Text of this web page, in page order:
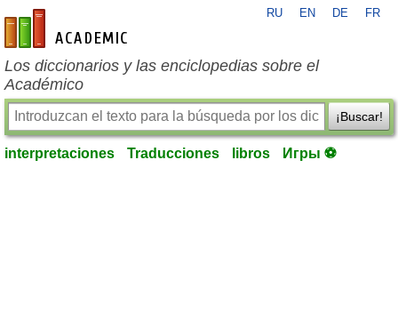
es-academic.com
RU EN DE FR
Los diccionarios y las enciclopedias sobre el
Académico
¡Buscar!
interpretaciones Traducciones libros Игры ⚽